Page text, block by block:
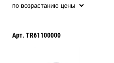
Арт. TR61100000